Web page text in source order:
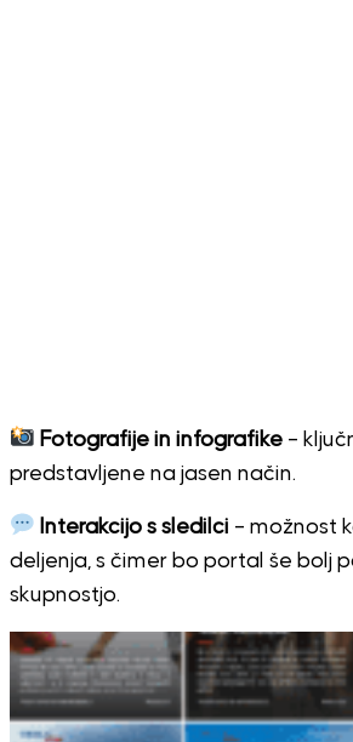
Fotografije in infografike –
predstavljene na jasen način.
Interakcijo s sledilci – možnost
deljenja, s čimer bo portal še bolj
skupnostjo.